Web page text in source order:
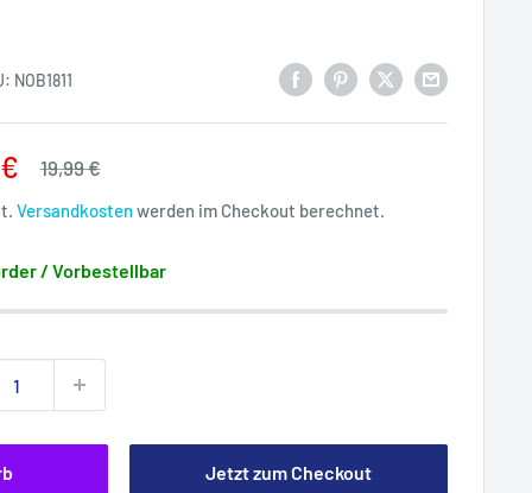
NOB1811
Normalpreis
19,99 €
Versandkostenwerden im Checkout berechnet.
/ Vorbestellbar
Jetzt zum Checkout